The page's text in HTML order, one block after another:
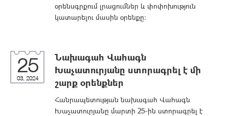
օրենսգրքում լրացումներ և փոփոխություն
կատարելու մասին օրենքը:
25
03, 2024
Նախագահ Վահագն
Խաչատուրյանը ստորագրել է մի
շարք օրենքներ
Հանրապետության նախագահ Վահագն
Խաչատուրյանը մարտի 25-ին ստորագրել է